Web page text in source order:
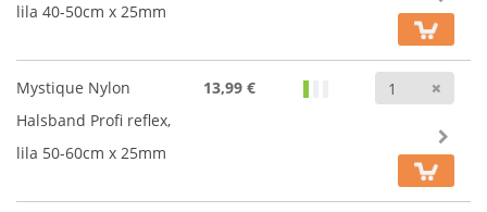
lila 40-50cm x 25mm
Mystique Nylon
Halsband Profi reflex,
lila 50-60cm x 25mm
13,99 €